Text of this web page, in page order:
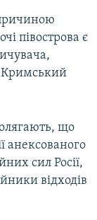
півострова є
що
анексованого
сил Росії,
відходів